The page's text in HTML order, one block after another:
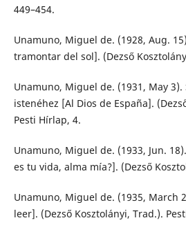
449–454.
Unamuno, Miguel de. (1928, Aug.
tramontar del sol]. (Dezső
Unamuno, Miguel de. (1931, May 3).
istenéhez [Al Dios de España].
Pesti Hírlap, 4.
Unamuno, Miguel de. (1933, Jun.
es tu vida, alma mía?]. (Dezső
Unamuno, Miguel de. (1935, March
leer]. (Dezső Kosztolányi, Trad.).